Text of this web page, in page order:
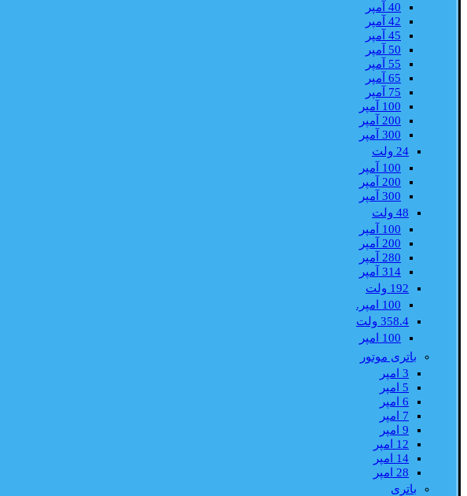
40 آمپر
42 آمپر
45 آمپر
50 آمپر
55 آمپر
65 آمپر
75 آمپر
100 آمپر
200 آمپر
300 آمپر
24 ولت
100 آمپر
200 آمپر
300 آمپر
48 ولت
100 آمپر
200 آمپر
280 آمپر
314 آمپر
192 ولت
100 امپر.
358.4 ولت
100 امپر
باتری موتور
3 امپر
5 امپر
6 امپر
7 امپر
9 امپر
12 امپر
14 امپر
28 امپر
باتری